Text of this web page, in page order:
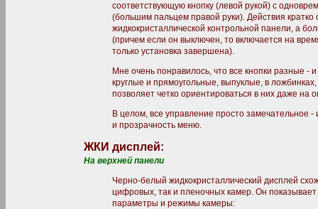
соответствующую кнопку (левой рукой) с
(большим пальцем правой руки). Действия
жидкокристаллической контрольной панели, а
(причем если он выключен, то включается на
только установка завершена).
Мне очень понравилось, что все кнопки разные -
круглые и прямоугольные, выпуклые, в
позволяет четко ориентироваться в них даже на
В целом, все управление просто замечательное -
и прозрачность меню.
ЖКИ дисплей:
На верхней панели
Черно-белый жидкокристаллический дисплей
цифровых, так и пленочных камер. Он
параметры и режимы камеры: